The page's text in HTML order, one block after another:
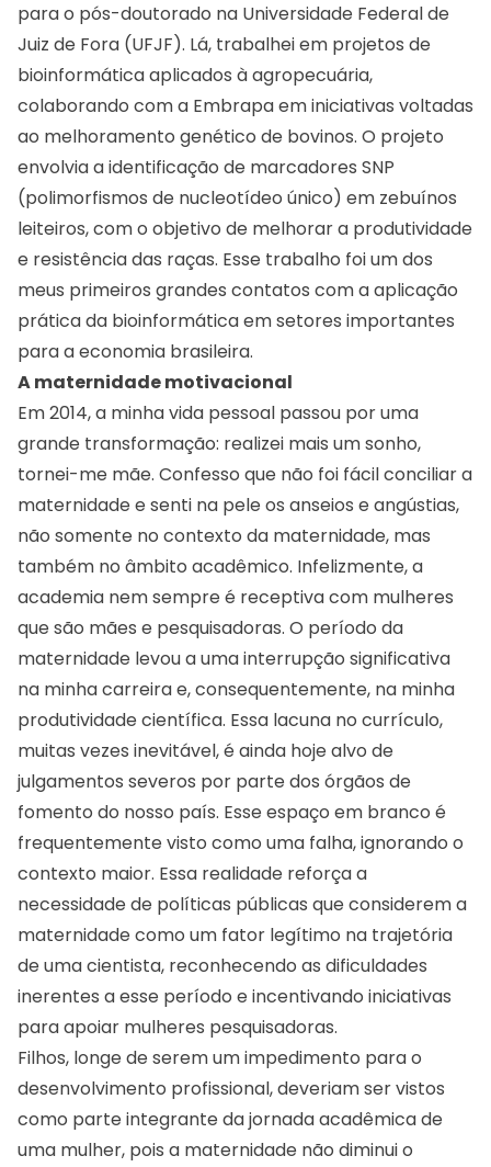
para o pós-doutorado na Universidade Federal de
Juiz de Fora (UFJF). Lá, trabalhei em projetos de
bioinformática aplicados à agropecuária,
colaborando com a Embrapa em iniciativas voltadas
ao melhoramento genético de bovinos. O projeto
envolvia a identificação de marcadores SNP
(polimorfismos de nucleotídeo único) em zebuínos
leiteiros, com o objetivo de melhorar a produtividade
e resistência das raças. Esse trabalho foi um dos
meus primeiros grandes contatos com a aplicação
prática da bioinformática em setores importantes
para a economia brasileira.
A maternidade motivacional
Em 2014, a minha vida pessoal passou por uma
grande transformação: realizei mais um sonho,
tornei-me mãe. Confesso que não foi fácil conciliar a
maternidade e senti na pele os anseios e angústias,
não somente no contexto da maternidade, mas
também no âmbito acadêmico. Infelizmente, a
academia nem sempre é receptiva com mulheres
que são mães e pesquisadoras. O período da
maternidade levou a uma interrupção significativa
na minha carreira e, consequentemente, na minha
produtividade científica. Essa lacuna no currículo,
muitas vezes inevitável, é ainda hoje alvo de
julgamentos severos por parte dos órgãos de
fomento do nosso país. Esse espaço em branco é
frequentemente visto como uma falha, ignorando o
contexto maior. Essa realidade reforça a
necessidade de políticas públicas que considerem a
maternidade como um fator legítimo na trajetória
de uma cientista, reconhecendo as dificuldades
inerentes a esse período e incentivando iniciativas
para apoiar mulheres pesquisadoras.
Filhos, longe de serem um impedimento para o
desenvolvimento profissional, deveriam ser vistos
como parte integrante da jornada acadêmica de
uma mulher, pois a maternidade não diminui o